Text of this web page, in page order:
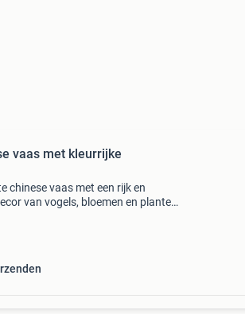
vaas met kleurrijke
chinese vaas met een rijk en
van vogels, bloemen en planten